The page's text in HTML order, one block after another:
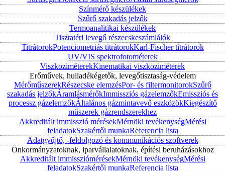
Színmérő készülékek
Szűrő szakadás jelzők
Termoanalitikai készülékek
Tisztatéri levegő részecskeszámlálók
TitrátorokPotenciometriás titrátorokKarl-Fischer titrátorok
UV/VIS spektrofotométerek
ViszkoziméterekKinematikai viszkoziméterek
Erőművek, hulladékégetők, levegőtisztaság-védelem
MérőműszerekRészecske elemzésPor- és filtermonitorokSzűrő
szakadás jelzőkÁramlásmérőkImmissziós gázelemzőkEmissziós és
processz gázelemzőkÁltalános gázmintavevő eszközökKiegészítő
műszerek gázrendszerekhez
Akkreditált immisszió mérésekMérnöki tevékenységMérési
feladatokSzakértői munkaReferencia lista
Adatgyűjtő, -feldolgozó és kommunikációs szoftverek
Önkormányzatoknak, iparvállalatoknak, építési beruházásokhoz
Akkreditált immissziómérésekMérnöki tevékenységMérési
feladatokSzakértői munkaReferencia lista